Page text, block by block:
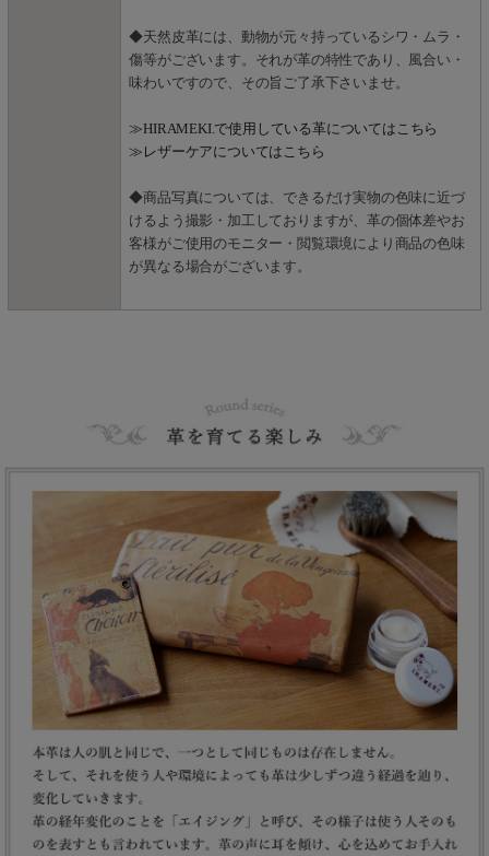
◆天然皮革には、動物が元々持っているシワ・ムラ・
傷等がございます。それが革の特性であり、風合い・
味わいですので、その旨ご了承下さいませ。
≫HIRAMEKI.で使用している革についてはこちら
≫レザーケアについてはこちら
◆商品写真については、できるだけ実物の色味に近づ
けるよう撮影・加工しておりますが、革の個体差やお
客様がご使用のモニター・閲覧環境により商品の色味
が異なる場合がございます。